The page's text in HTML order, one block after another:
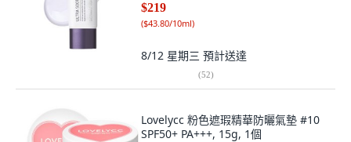
$219
($43.80/10ml)
8/12 星期三 預計送達
(52)
Lovelycc 粉色遮瑕精華防曬氣墊 #10
SPF50+ PA+++, 15g, 1個